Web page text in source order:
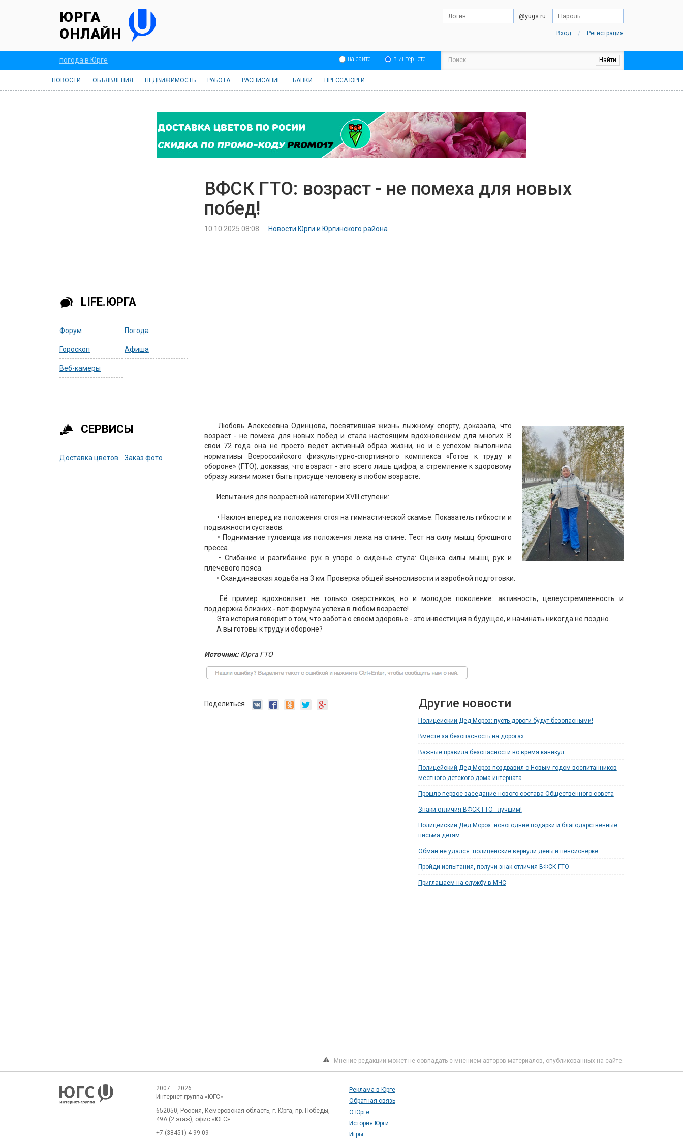
ЮРГА
ОНЛАЙН
@yugs.ru
Вход / Регистрация
погода в Юрге на сайте в интернете
НОВОСТИ ОБЪЯВЛЕНИЯ НЕДВИЖИМОСТЬ РАБОТА РАСПИСАНИЕ БАНКИ ПРЕССА ЮРГИ
LIFE.ЮРГА
Форум Погода
Гороскоп Афиша
Веб-камеры
СЕРВИСЫ
Доставка цветов Заказ фото
ВФСК ГТО: возраст - не помеха для новых
побед!
10.10.2025 08:08 Новости Юрги и Юргинского района
Любовь Алексеевна Одинцова, посвятившая жизнь лыжному спорту, доказала, что
возраст - не помеха для новых побед и стала настоящим вдохновением для многих. В
свои 72 года она не просто ведет активный образ жизни, но и с успехом выполнила
нормативы Всероссийского физкультурно-спортивного комплекса «Готов к труду и
обороне» (ГТО), доказав, что возраст - это всего лишь цифра, а стремление к здоровому
образу жизни может быть присуще человеку в любом возрасте.
Испытания для возрастной категории XVIII ступени:
• Наклон вперед из положения стоя на гимнастической скамье: Показатель гибкости и
подвижности суставов.
• Поднимание туловища из положения лежа на спине: Тест на силу мышц брюшного
пресса.
• Сгибание и разгибание рук в упоре о сиденье стула: Оценка силы мышц рук и
плечевого пояса.
• Скандинавская ходьба на 3 км: Проверка общей выносливости и аэробной подготовки.
Её пример вдохновляет не только сверстников, но и молодое поколение: активность, целеустремленность и
поддержка близких - вот формула успеха в любом возрасте!
Эта история говорит о том, что забота о своем здоровье - это инвестиция в будущее, и начинать никогда не поздно.
А вы готовы к труду и обороне?
Источник:Юрга ГТО
Поделиться Другие новости
Полицейский Дед Мороз: пусть дороги будут безопасными!
Вместе за безопасность на дорогах
Важные правила безопасности во время каникул
Полицейский Дед Мороз поздравил с Новым годом воспитанников
местного детского дома-интерната
Прошло первое заседание нового состава Общественного совета
Знаки отличия ВФСК ГТО - лучшим!
Полицейский Дед Мороз: новогодние подарки и благодарственные
письма детям
Обман не удался: полицейские вернули деньги пенсионерке
Пройди испытания, получи знак отличия ВФСК ГТО
Приглашаем на службу в МЧС
Мнение редакции может не совпадать с мнением авторов материалов, опубликованных на сайте.
2007 – 2026
Интернет-группа «ЮГС»
652050, Россия, Кемеровская область, г. Юрга, пр. Победы,
49А (2 этаж), офис «ЮГС»
+7 (38451) 4-99-09
Реклама в Юрге
Обратная связь
О Юрге
История Юрги
Игры